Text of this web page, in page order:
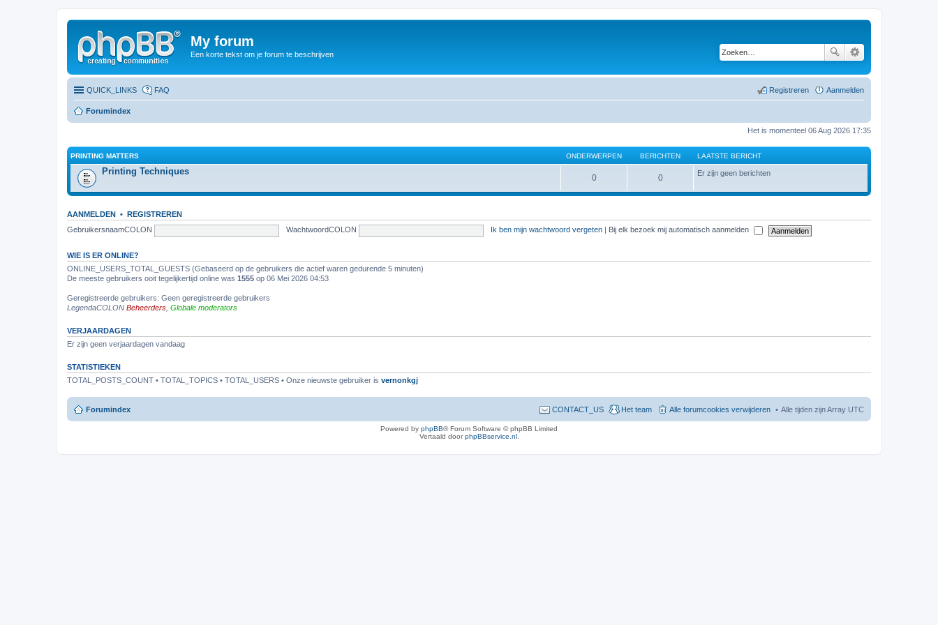
My forum
Een korte tekst om je forum te beschrijven
QUICK_LINKS FAQ Aanmelden
Registreren
Forumindex
Het is momenteel 06 Aug 2026 17:35
PRINTING MATTERS ONDERWERPEN BERICHTEN LAATSTE BERICHT
Printing Techniques
0 0 Er zijn geen berichten
AANMELDEN • REGISTREREN
GebruikersnaamCOLON
WachtwoordCOLON Ik ben mijn wachtwoord vergeten Bij elk bezoek mij automatisch aanmelden
WIE IS ER ONLINE?
ONLINE_USERS_TOTAL_GUESTS (Gebaseerd op de gebruikers die actief waren gedurende 5 minuten)
De meeste gebruikers ooit tegelijkertijd online was 1555 op 06 Mei 2026 04:53
Geregistreerde gebruikers: Geen geregistreerde gebruikers
LegendaCOLON Beheerders Globale moderators
VERJAARDAGEN
Er zijn geen verjaardagen vandaag
STATISTIEKEN
TOTAL_POSTS_COUNT • TOTAL_TOPICS • TOTAL_USERS • Onze nieuwste gebruiker is vernonkgj
Forumindex Alle tijden zijn Array UTC
Alle forumcookies verwijderen
Het team
CONTACT_US
Powered by phpBB® Forum Software © phpBB Limited
Vertaald doorphpBBservice.nl.